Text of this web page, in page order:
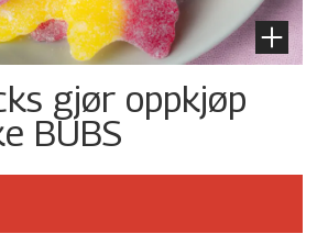
gjør oppkjøp
BUBS